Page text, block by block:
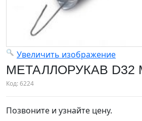
Увеличить изображение
МЕТАЛЛОРУКАВ D32
Код:6224
Позвоните и узнайте цену.